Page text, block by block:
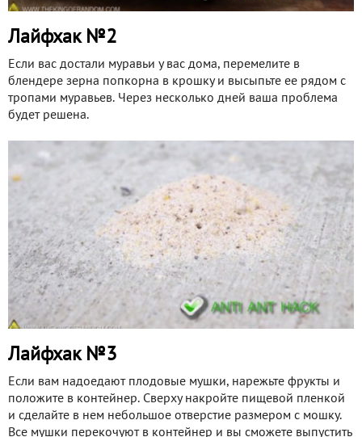
Лайфхак №2
Если вас достали муравьи у вас дома, перемелите в
блендере зерна попкорна в крошку и высыпьте ее рядом с
тропами муравьев. Через несколько дней ваша проблема
будет решена.
Лайфхак №3
Если вам надоедают плодовые мушки, нарежьте фрукты и
положите в контейнер. Сверху накройте пищевой пленкой
и сделайте в нем небольшое отверстие размером с мошку.
Все мушки перекочуют в контейнер и вы сможете выпустить